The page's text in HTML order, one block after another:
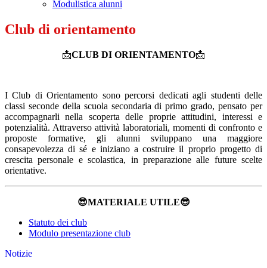
Modulistica alunni
Club di orientamento
📩CLUB DI ORIENTAMENTO📩
I Club di Orientamento sono percorsi dedicati agli studenti delle
classi seconde della scuola secondaria di primo grado, pensato per
accompagnarli nella scoperta delle proprie attitudini, interessi e
potenzialità. Attraverso attività laboratoriali, momenti di confronto e
proposte formative, gli alunni sviluppano una maggiore
consapevolezza di sé e iniziano a costruire il proprio progetto di
crescita personale e scolastica, in preparazione alle future scelte
orientative.
😎MATERIALE UTILE😎
Statuto dei club
Modulo presentazione club
Notizie